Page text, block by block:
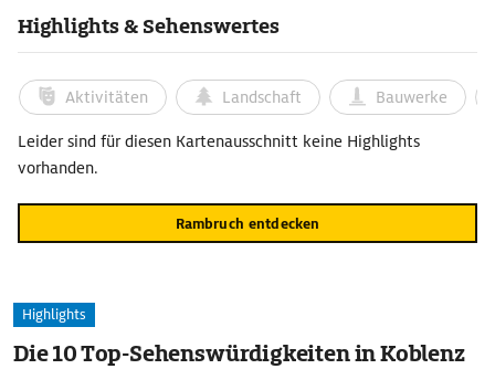
Highlights & Sehenswertes
Aktivitäten Landschaft Bauwerke
Leider sind für diesen Kartenausschnitt keine Highlights
vorhanden.
Rambruch entdecken
Highlights
Die 10 Top-Sehenswürdigkeiten in Koblenz